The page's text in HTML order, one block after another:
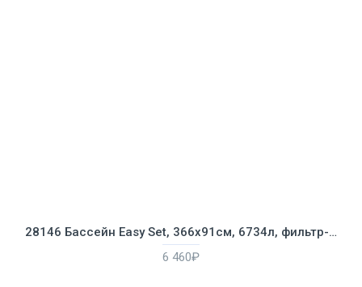
28146 Бассейн Easy Set, 366х91см, 6734л, фильтр-насос 2006л/ч
6 460₽